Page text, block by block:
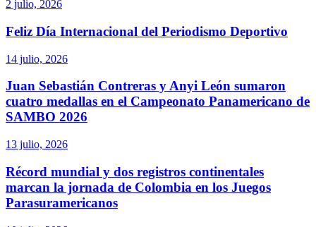
2 julio, 2026
Feliz Día Internacional del Periodismo Deportivo
14 julio, 2026
Juan Sebastián Contreras y Anyi León sumaron
cuatro medallas en el Campeonato Panamericano de
SAMBO 2026
13 julio, 2026
Récord mundial y dos registros continentales
marcan la jornada de Colombia en los Juegos
Parasuramericanos